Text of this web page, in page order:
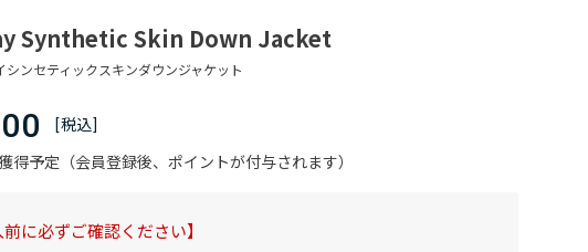
Synthetic Skin Down Jacket
得予定（会員登録後、ポイントが付与されます）
前に必ずご確認ください】